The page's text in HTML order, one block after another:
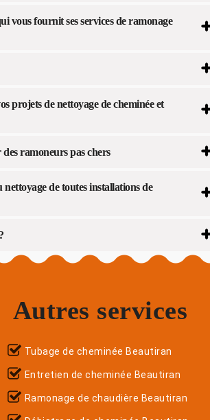
vous fournit ses services de ramonage
projets de nettoyage de cheminée et
ramoneurs pas chers
de toutes installations de
Autres services
Tubage de cheminée Beautiran
Entretien de cheminée Beautiran
Ramonage de chaudière Beautiran